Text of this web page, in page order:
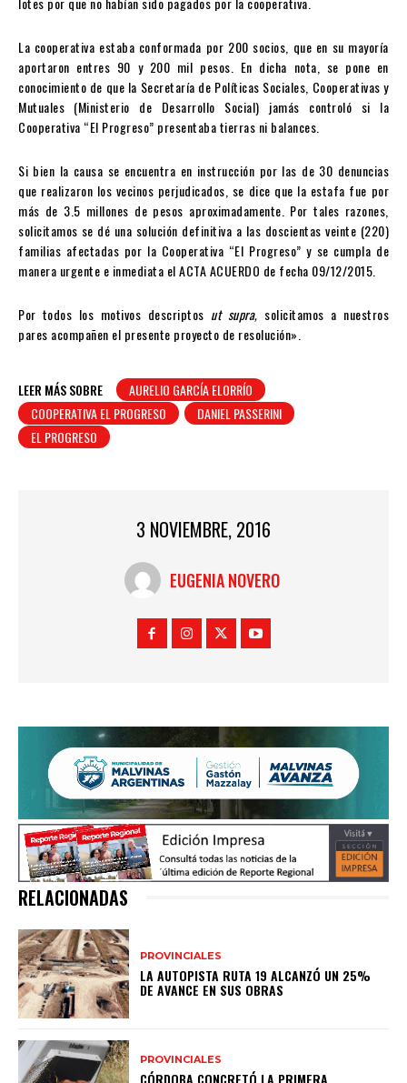
La cooperativa estaba conformada por 200 socios, que en su mayoría
aportaron entres 90 y 200 mil pesos. En dicha nota, se pone en
conocimiento de que la Secretaría de Políticas Sociales, Cooperativas y
Mutuales (Ministerio de Desarrollo Social) jamás controló si la
Cooperativa “El Progreso” presentaba tierras ni balances.
Si bien la causa se encuentra en instrucción por las de 30 denuncias
que realizaron los vecinos perjudicados, se dice que la estafa fue por
más de 3.5 millones de pesos aproximadamente. Por tales razones,
solicitamos se dé una solución definitiva a las doscientas veinte (220)
familias afectadas por la Cooperativa “El Progreso” y se cumpla de
manera urgente e inmediata el ACTA ACUERDO de fecha 09/12/2015.
Por todos los motivos descriptos ut supra, solicitamos a nuestros
pares acompañen el presente proyecto de resolución».
LEER MÁS SOBRE
AURELIO GARCÍA ELORRÍO
COOPERATIVA EL PROGRESO
DANIEL PASSERINI
EL PROGRESO
3 NOVIEMBRE, 2016
EUGENIA NOVERO
RELACIONADAS
PROVINCIALES
LA AUTOPISTA RUTA 19 ALCANZÓ UN 25%
DE AVANCE EN SUS OBRAS
PROVINCIALES
CÓRDOBA CONCRETÓ LA PRIMERA